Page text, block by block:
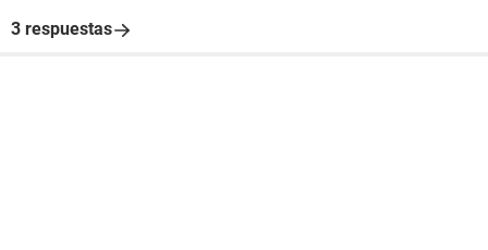
3 respuestas